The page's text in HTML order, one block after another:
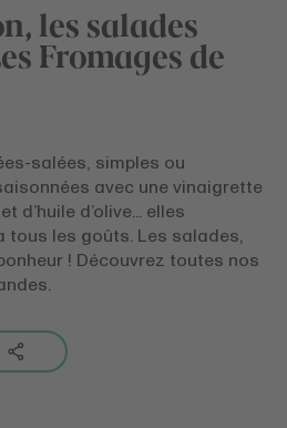
les salades
Fromages de
salées, simples ou
avec une vinaigrette
d’huile d’olive... elles
tous les goûts. Les salades,
bonheur ! Découvrez toutes nos